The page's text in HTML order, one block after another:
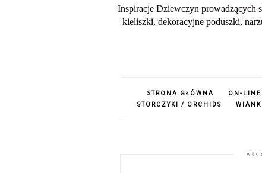
Inspiracje Dziewczyn prowadzących
kieliszki, dekoracyjne poduszki,
STRONA GŁÓWNA ON-LINE
STORCZYKI / ORCHIDS